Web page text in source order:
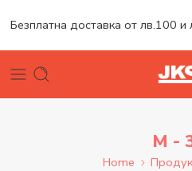
Безплатна доставка от лв.100
M -
Home